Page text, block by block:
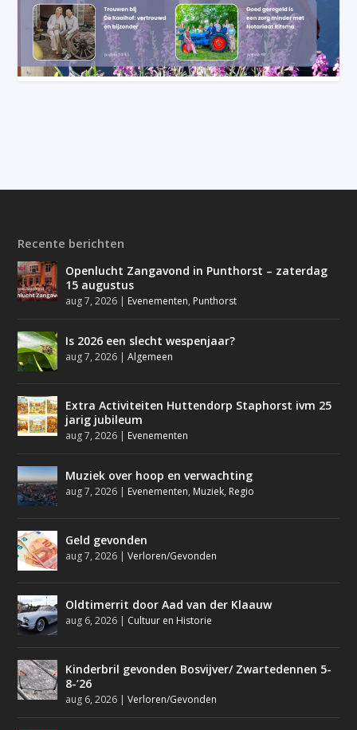
Recente berichten
Openlucht Zangavond in Punthorst – zaterdag
15 augustus
aug 7, 2026 | Evenementen, Punthorst
Is 2026 een slecht wespenjaar?
aug 7, 2026 |Algemeen
Extra Activiteiten Huttendorp Staphorst ivm 25
jarig jubileum
aug 7, 2026 | Evenementen
Muziek over hoop en verwachting
aug 7, 2026 | Evenementen, Muziek, Regio
Geld gevonden
aug 7, 2026 |Verloren/Gevonden
Oldtimerrit door Aad van der Klaauw
aug 6, 2026 | Cultuur en Historie
Kinderbril gevonden Bosvijver/ Zwartedennen 5-
8-’26
aug 6, 2026 |Verloren/Gevonden